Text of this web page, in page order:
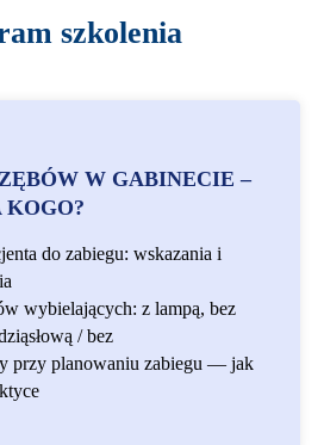
szkolenia
W GABINECIE –
do zabiegu: wskazania i
wybielających: z lampą, bez
/ bez
przy planowaniu zabiegu — jak